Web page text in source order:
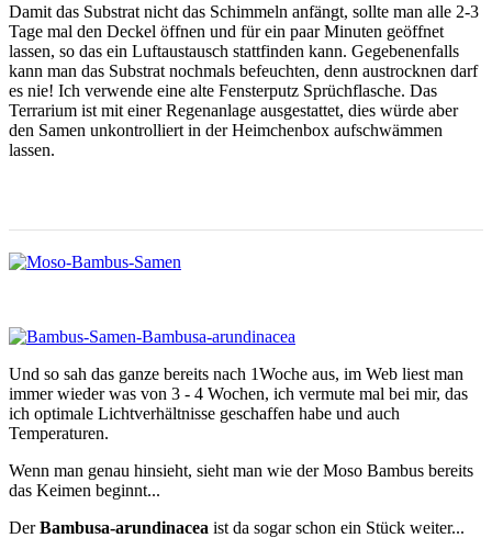
Damit das Substrat nicht das Schimmeln anfängt, sollte man alle 2-3
Tage mal den Deckel öffnen und für ein paar Minuten geöffnet
lassen, so das ein Luftaustausch stattfinden kann. Gegebenenfalls
kann man das Substrat nochmals befeuchten, denn austrocknen darf
es nie! Ich verwende eine alte Fensterputz Sprüchflasche. Das
Terrarium ist mit einer Regenanlage ausgestattet, dies würde aber
den Samen unkontrolliert in der Heimchenbox aufschwämmen
lassen.
Und so sah das ganze bereits nach 1Woche aus, im Web liest man
immer wieder was von 3 - 4 Wochen, ich vermute mal bei mir, das
ich optimale Lichtverhältnisse geschaffen habe und auch
Temperaturen.
Wenn man genau hinsieht, sieht man wie der Moso Bambus bereits
das Keimen beginnt...
DerBambusa-arundinacea ist da sogar schon ein Stück weiter...